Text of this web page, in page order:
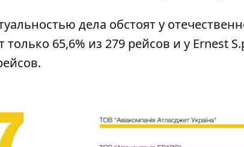
дела обстоят у
только 65,6% из 279 рейсов и у Ernest